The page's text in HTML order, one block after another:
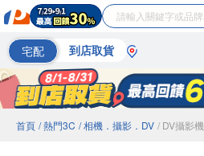
宅配 到店取貨
首頁 / 熱門3C / 相機．攝影．DV / DV攝影機